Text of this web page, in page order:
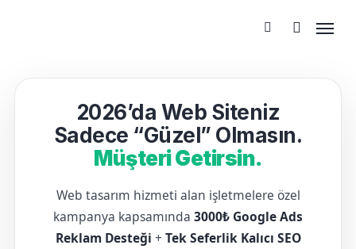
2026’da Web Siteniz
Sadece “Güzel” Olmasın.
Müşteri Getirsin.
Web tasarım hizmeti alan işletmelere özel
kampanya kapsamında 3000₺ Google Ads
Reklam Desteği + Tek Seferlik Kalıcı SEO